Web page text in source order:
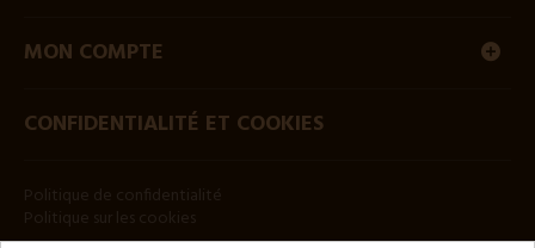
MON COMPTE
CONFIDENTIALITÉ ET COOKIES